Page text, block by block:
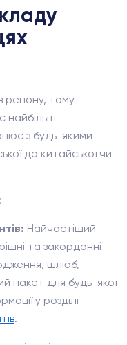
тому
найбільш
з будь-якими
до китайської чи
Найчастіший
та закордонні
шлюб,
пакет для будь-якої
у розділі
.